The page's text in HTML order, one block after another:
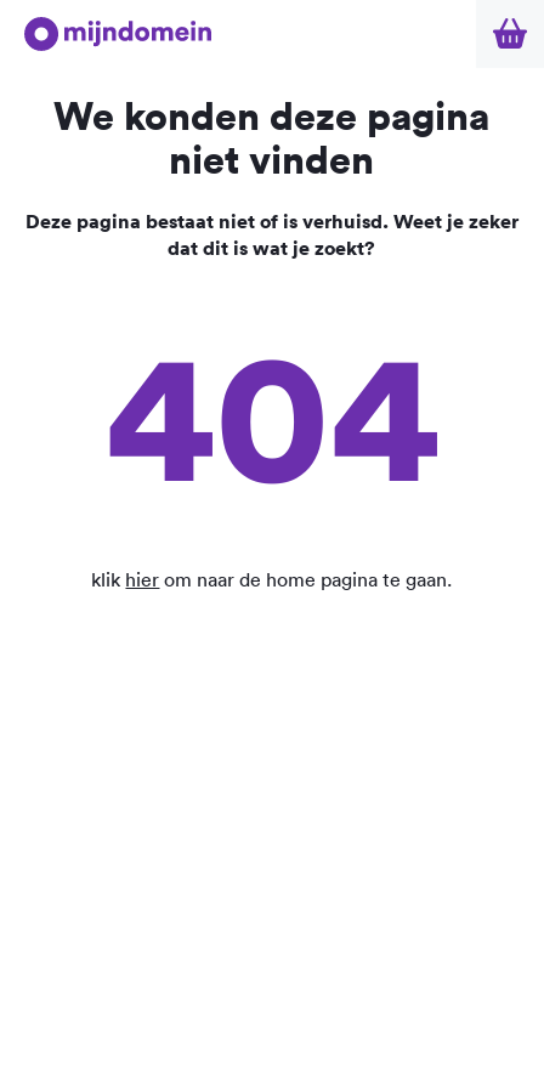
We konden deze pagina
niet vinden
Deze pagina bestaat niet of is verhuisd. Weet je zeker
dat dit is wat je zoekt?
404
klik hier om naar de home pagina te gaan.